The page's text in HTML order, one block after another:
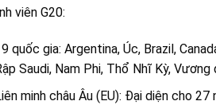
viên G20:
quốc gia: Argentina, Úc, Brazil,
Saudi, Nam Phi, Thổ Nhĩ Kỳ, Vương
minh châu Âu (EU): Đại diện cho